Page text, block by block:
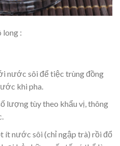
long :
nước sôi để tiệc trùng đồng
khi pha.
lượng tùy theo khẩu vị, thông
ít nước sôi (chỉ ngập trà) rồi đổ